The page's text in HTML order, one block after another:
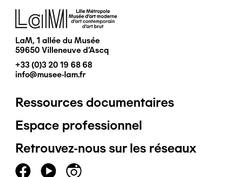
Image
LaM, 1 allée du Musée
59650 Villeneuve d'Ascq
+33 (0)3 20 19 68 68
info@musee-lam.fr
Pied
de
page
Ressources documentaires
Espace professionnel
Retrouvez-nous sur les réseaux